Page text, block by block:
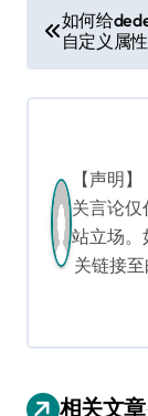
文
章
导
如何给
自定义属性
【声明
关言论
站立场。
关链接
相关文章